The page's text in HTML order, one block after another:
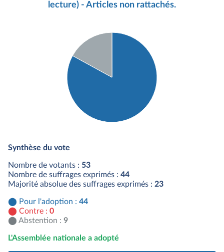
lecture) - Articles non rattachés.
Synthèse du vote
Nombre de votants : 53
Nombre de suffrages exprimés : 44
Majorité absolue des suffrages exprimés : 23
Pour l'adoption : 44
Contre : 0
Abstention : 9
L'Assemblée nationale a adopté